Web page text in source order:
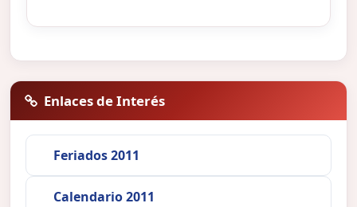
Enlaces de Interés
Feriados 2011
Calendario 2011